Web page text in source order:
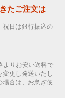
たご注文は
祝日は銀行振込の
よりお安い送料で
変更し発送いたし
場合は、お急ぎ便